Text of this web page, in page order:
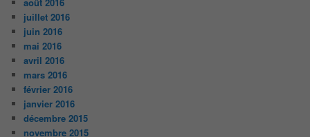
juillet 2016
juin 2016
mai 2016
avril 2016
mars 2016
février 2016
janvier 2016
décembre 2015
novembre 2015